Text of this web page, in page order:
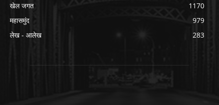
खेल जगत
1170
महासमुंद
979
लेख - आलेख
283